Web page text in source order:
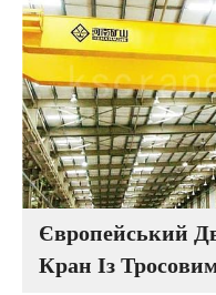
Європейський
Кран Із